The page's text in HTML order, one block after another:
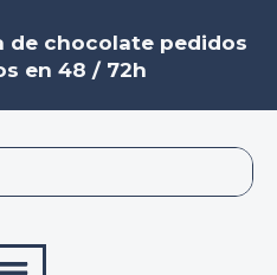
de chocolate pedidos
en 48 / 72h